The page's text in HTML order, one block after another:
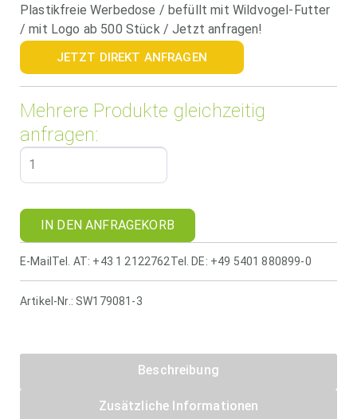
Plastikfreie Werbedose / befüllt mit Wildvogel-Futter
/ mit Logo ab 500 Stück / Jetzt anfragen!
JETZT DIREKT ANFRAGEN
Mehrere Produkte gleichzeitig
anfragen:
IN DEN ANFRAGEKORB
E-Mail Tel. AT: +43 1 2122762Tel. DE: +49 5401 880899-0
Artikel-Nr.: SW179081-3
Beschreibung
Zusätzliche Informationen